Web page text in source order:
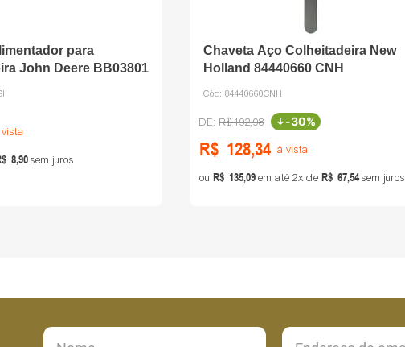
para
John Deere BB03801
8,90sem juros
Chaveta Aço Colheitadeira New
Holland 84440660 CNH
Cód: 84440660CNH
R$192,98 -30%
R$ 128,34 à vista
ou R$ 135,09em até 2 de R$ 67,54sem juros